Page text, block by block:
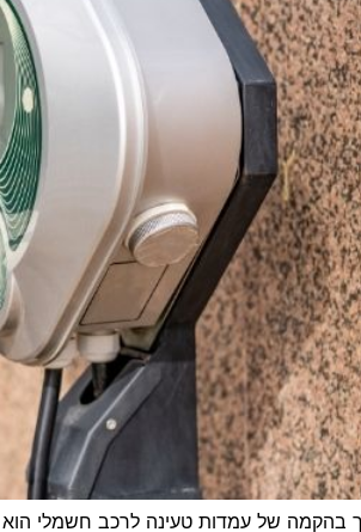
בהקמה של עמדות טעינה לרכב חשמלי הוא